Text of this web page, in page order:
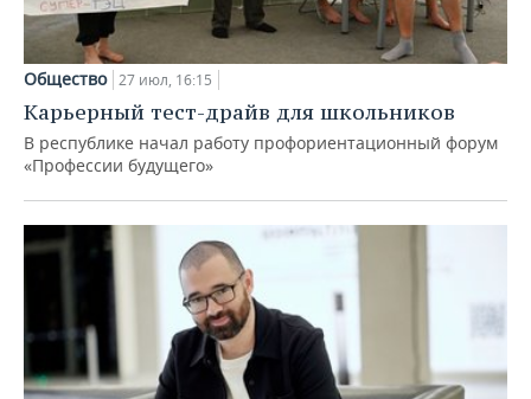
Общество 27 июл, 16:15
Карьерный тест-драйв для школьников
В республике начал работу профориентационный форум
«Профессии будущего»